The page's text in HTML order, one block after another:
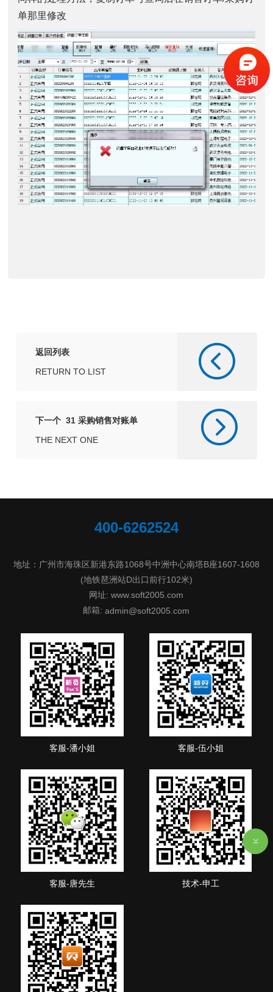
单那里修改
返回列表
RETURN TO LIST
下一个 31 采购销售对账单
THE NEXT ONE
400-6262524
地址：广州市海珠区新港东路1068号中洲中心南塔B座1607-1608
(地铁琶洲站D出口前行102米)
网址: www.soft2005.com
邮箱:admin@soft2005.com
客服-潘小姐 客服-伍小姐
客服-唐先生 技术-申工